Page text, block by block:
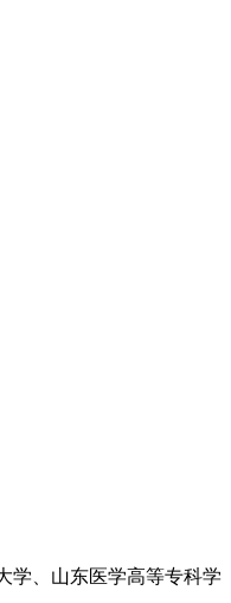
学、山东医学高等专科学